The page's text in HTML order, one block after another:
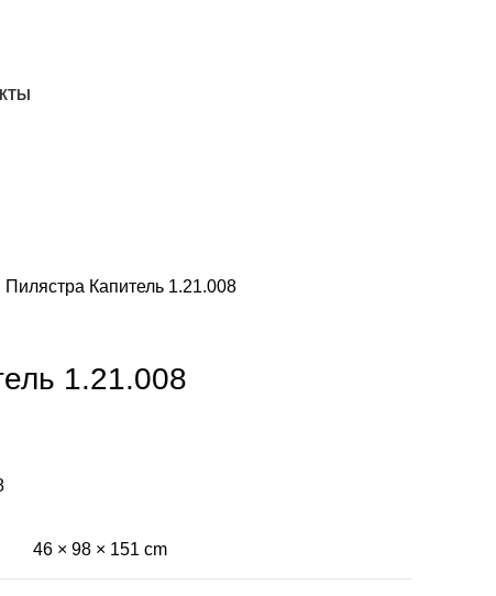
Пилястра Капитель 1.21.008
1.21.008
46 × 98 × 151 cm